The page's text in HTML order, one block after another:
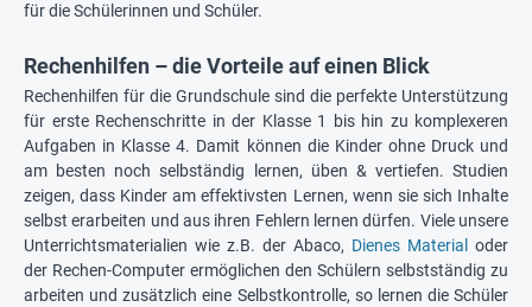
für die Schülerinnen und Schüler.
Rechenhilfen – die Vorteile auf einen Blick
Rechenhilfen für die Grundschule sind die perfekte Unterstützung
für erste Rechenschritte in der Klasse 1 bis hin zu komplexeren
Aufgaben in Klasse 4. Damit können die Kinder ohne Druck und
am besten noch selbständig lernen, üben & vertiefen. Studien
zeigen, dass Kinder am effektivsten Lernen, wenn sie sich Inhalte
selbst erarbeiten und aus ihren Fehlern lernen dürfen. Viele unsere
Unterrichtsmaterialien wie z.B. der Abaco, Dienes Material
oder
der Rechen-Computer ermöglichen den Schülern selbstständig zu
arbeiten und zusätzlich eine Selbstkontrolle, so lernen die Schüler